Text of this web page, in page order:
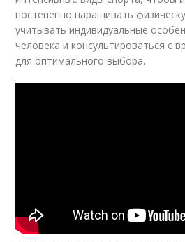
постепенно наращивать
учитывать индивидуальные
человека и консультироваться с
для оптимального выбора.